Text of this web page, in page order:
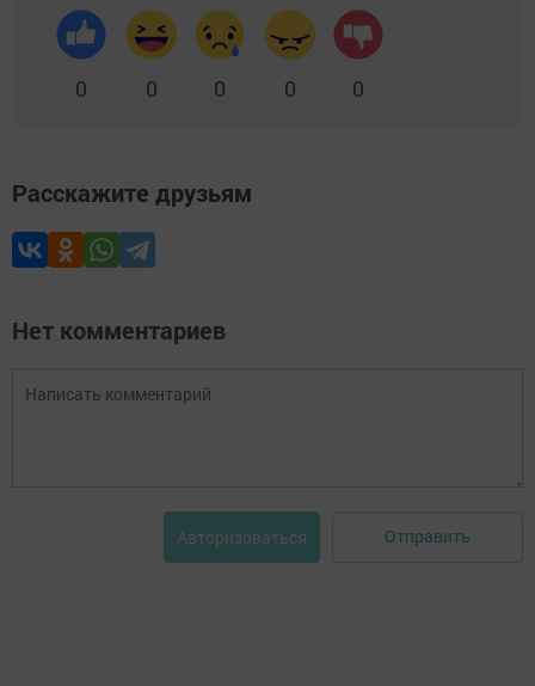
0 0 0 0 0
Расскажите друзьям
Нет комментариев
Авторизоваться Отправить